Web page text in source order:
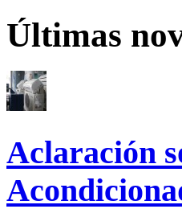
Últimas
Aclaración